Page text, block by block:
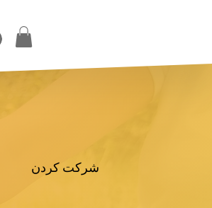
شرکت کردن